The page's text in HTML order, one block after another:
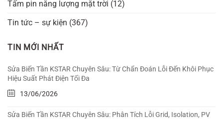
Tấm pin năng lượng mặt trời (12)
Tin tức – sự kiện (367)
TIN MỚI NHẤT
Sửa Biến Tần KSTAR Chuyên Sâu: Từ Chẩn Đoán Lỗi Đến Khôi Phục
Hiệu Suất Phát Điện Tối Đa
13/06/2026
Sửa Biến Tần KSTAR Chuyên Sâu: Phân Tích Lỗi Grid, Isolation, PV